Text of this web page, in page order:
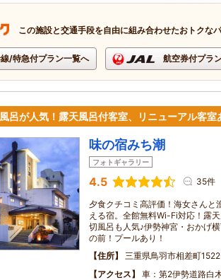
この施設と交通手段を自由に組み合わせたおトクな
/特急付プラン一覧へ 航空券付プラ
呂が人気！露天風呂付客室、リニューアル客室
味の宿みち潮
フォトギャラリー
4.5 35件
夕食クチコミ高評価！海女さんと
える宿。全館無料Wi-Fi対応！露
切風呂も人気♪伊勢神宮・おかげ
の前！プールあり！
住所
三重県鳥羽市相差町
アクセス
車：第2伊勢道路白